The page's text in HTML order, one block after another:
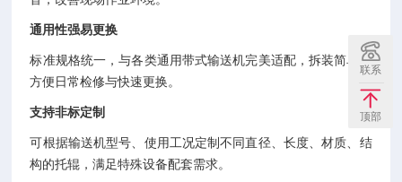
通用性强易更换
标准规格统一，与各类通用带式输送机完美适配，拆装简单，
方便日常检修与快速更换。
支持非标定制
可根据输送机型号、使用工况定制不同直径、长度、材质、结
构的托辊，满足特殊设备配套需求。
联系
顶部